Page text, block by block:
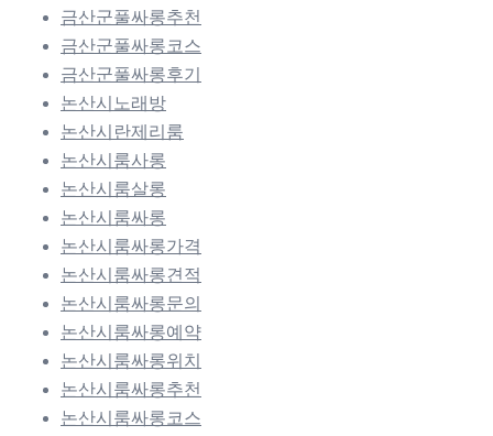
금산군풀싸롱추천
금산군풀싸롱코스
금산군풀싸롱후기
논산시노래방
논산시란제리룸
논산시룸사롱
논산시룸살롱
논산시룸싸롱
논산시룸싸롱가격
논산시룸싸롱견적
논산시룸싸롱문의
논산시룸싸롱예약
논산시룸싸롱위치
논산시룸싸롱추천
논산시룸싸롱코스